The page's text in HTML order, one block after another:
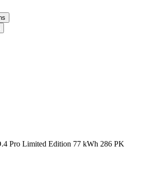
Pro Limited Edition 77 kWh 286 PK